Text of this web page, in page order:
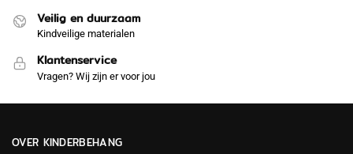
Veilig en duurzaam
Kindveilige materialen
Klantenservice
Vragen? Wij zijn er voor jou
OVER KINDERBEHANG